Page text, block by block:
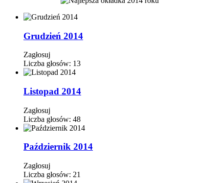
Grudzień 2014
Zagłosuj
Liczba głosów: 13
Listopad 2014
Zagłosuj
Liczba głosów: 48
Październik 2014
Zagłosuj
Liczba głosów: 21